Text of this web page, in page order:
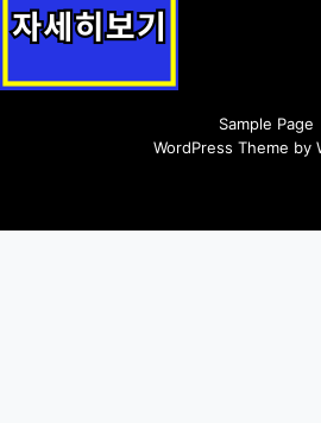
Sample Page
WordPress Theme by
Twitter
Facebook